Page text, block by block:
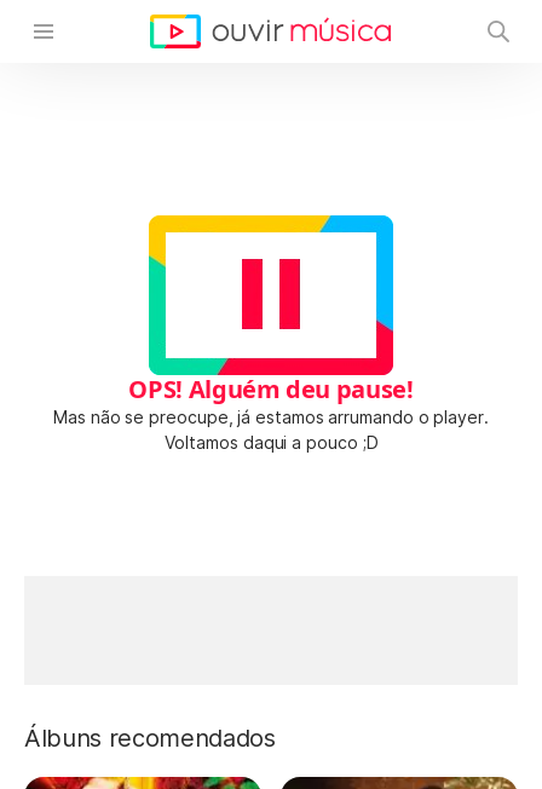
OPS! Alguém deu pause!
Mas não se preocupe, já estamos arrumando o player.
Voltamos daqui a pouco ;D
Álbuns recomendados